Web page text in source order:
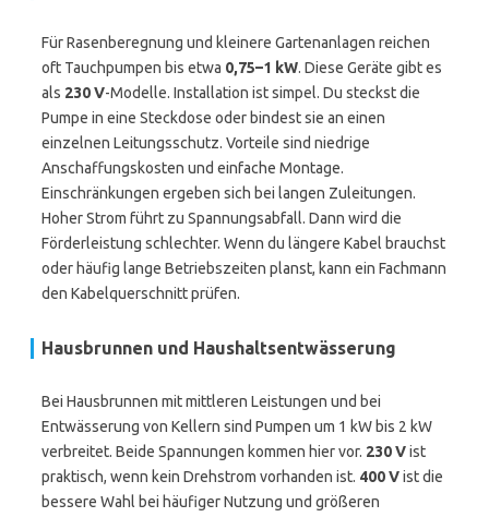
Für Rasenberegnung und kleinere Gartenanlagen reichen
oft Tauchpumpen bis etwa 0,75–1 kW. Diese Geräte gibt es
als 230 V-Modelle. Installation ist simpel. Du steckst die
Pumpe in eine Steckdose oder bindest sie an einen
einzelnen Leitungsschutz. Vorteile sind niedrige
Anschaffungskosten und einfache Montage.
Einschränkungen ergeben sich bei langen Zuleitungen.
Hoher Strom führt zu Spannungsabfall. Dann wird die
Förderleistung schlechter. Wenn du längere Kabel brauchst
oder häufig lange Betriebszeiten planst, kann ein Fachmann
den Kabelquerschnitt prüfen.
Hausbrunnen und Haushaltsentwässerung
Bei Hausbrunnen mit mittleren Leistungen und bei
Entwässerung von Kellern sind Pumpen um 1 kW bis 2 kW
verbreitet. Beide Spannungen kommen hier vor. 230 Vist
praktisch, wenn kein Drehstrom vorhanden ist. 400 Vist die
bessere Wahl bei häufiger Nutzung und größeren